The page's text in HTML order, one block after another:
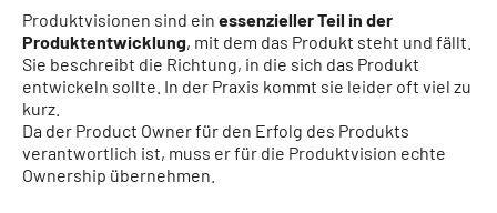
Produktvisionen sind ein essenzieller Teil in der
Produktentwicklung, mit dem das Produkt steht und fällt.
Sie beschreibt die Richtung, in die sich das Produkt
entwickeln sollte. In der Praxis kommt sie leider oft viel zu
kurz.
Da der Product Owner für den Erfolg des Produkts
verantwortlich ist, muss er für die Produktvision echte
Ownership übernehmen.